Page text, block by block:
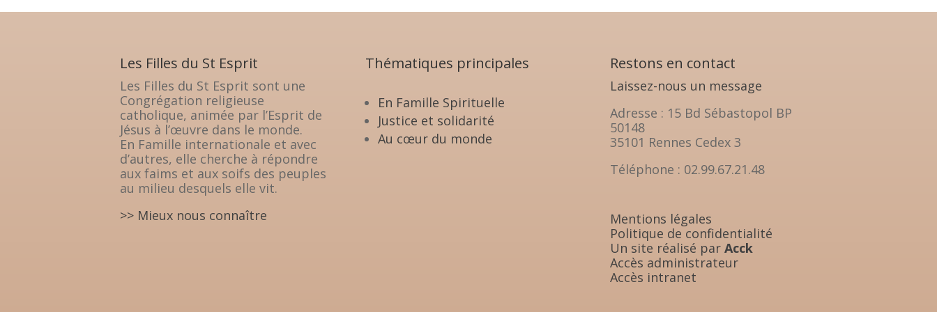
Les Filles du St Esprit
Les Filles du St Esprit sont une
Congrégation religieuse
catholique, animée par l’Esprit de
Jésus à l’œuvre dans le monde.
En Famille internationale et avec
d’autres, elle cherche à répondre
aux faims et aux soifs des peuples
au milieu desquels elle vit.
>> Mieux nous connaître
Thématiques principales
En Famille Spirituelle
Justice et solidarité
Au cœur du monde
Restons en contact
Laissez-nous un message
Adresse : 15 Bd Sébastopol BP
50148
35101 Rennes Cedex 3
Téléphone : 02.99.67.21.48
Mentions légales
Politique de confidentialité
Un site réalisé parAcck
Accès administrateur
Accès intranet